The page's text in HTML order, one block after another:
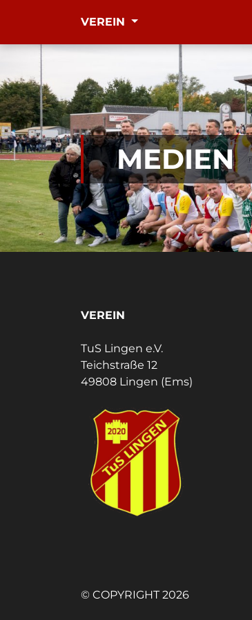
VEREIN
MEDIEN
VEREIN
TuS Lingen e.V.
Teichstraße 12
49808 Lingen (Ems)
© COPYRIGHT 2026